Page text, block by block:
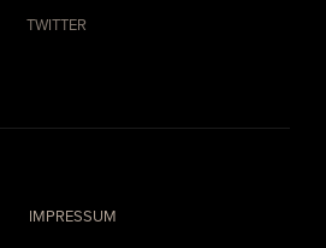
TWITTER
IMPRESSUM